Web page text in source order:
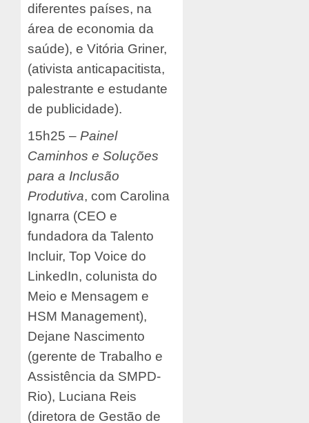
diferentes países, na
área de economia da
saúde), e Vitória Griner,
(ativista anticapacitista,
palestrante e estudante
de publicidade).
15h25 – Painel
Caminhos e Soluções
para a Inclusão
Produtiva, com Carolina
Ignarra (CEO e
fundadora da Talento
Incluir, Top Voice do
LinkedIn, colunista do
Meio e Mensagem e
HSM Management),
Dejane Nascimento
(gerente de Trabalho e
Assistência da SMPD-
Rio), Luciana Reis
(diretora de Gestão de